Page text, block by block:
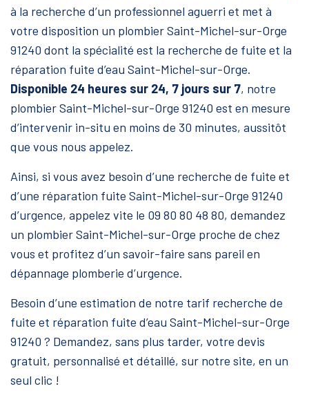
à la recherche d’un professionnel aguerri et met à
votre disposition un plombier Saint-Michel-sur-Orge
91240 dont la spécialité est la recherche de fuite et la
réparation fuite d’eau Saint-Michel-sur-Orge.
Disponible 24 heures sur 24, 7 jours sur 7, notre
plombier Saint-Michel-sur-Orge 91240 est en mesure
d’intervenir in-situ en moins de 30 minutes, aussitôt
que vous nous appelez.
Ainsi, si vous avez besoin d’une recherche de fuite et
d’une réparation fuite Saint-Michel-sur-Orge 91240
d’urgence, appelez vite le 09 80 80 48 80, demandez
un plombier Saint-Michel-sur-Orge proche de chez
vous et profitez d’un savoir-faire sans pareil en
dépannage plomberie d’urgence.
Besoin d’une estimation de notre tarif recherche de
fuite et réparation fuite d’eau Saint-Michel-sur-Orge
91240 ? Demandez, sans plus tarder, votre devis
gratuit, personnalisé et détaillé, sur notre site, en un
seul clic !